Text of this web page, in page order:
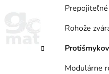
Rohože
Modulárne